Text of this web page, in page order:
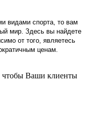
видами спорта, то вам
мир. Здесь вы найдете
от того, являетесь
ценам.
чтобы Ваши клиенты